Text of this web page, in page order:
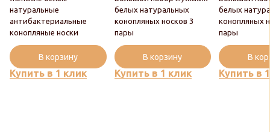
натуральные
антибактериальные
конопляные носки
Купить в 1 клик
В корзину
белых натуральных
конопляных носков 3
пары
Купить в 1 клик
В корзину
белых
конопляных
пары
Купить в
В